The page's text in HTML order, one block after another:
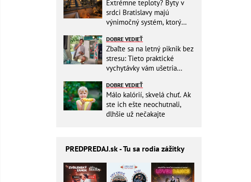
Extrémne teploty? Byty v
srdci Bratislavy majú
výnimočný systém, ktorý
DOBRE VEDIEŤ
Zbaľte sa na letný piknik bez
stresu: Tieto praktické
vychytávky vám ušetria
DOBRE VEDIEŤ
Málo kalórií, skvelá chuť. Ak
ste ich ešte neochutnali,
dlhšie už nečakajte
PREDPREDAJ.sk - Tu sa rodia zážitky